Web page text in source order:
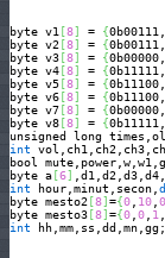
byte v1 [8] = {
byte v2 [8] = {
byte v3 [8] = {
byte v4 [8] = {
byte v5 [8] = {
byte v6 [8] = {
byte v7 [8] = {
byte v8 [8] = {
unsigned long
int
bool
byte a [6]
int hour,minut,secon,
byte mesto2 [8] ={0 10 0
byte mesto3 [8] ={0 0 1
int hh,mm,ss,dd,mn,gg;